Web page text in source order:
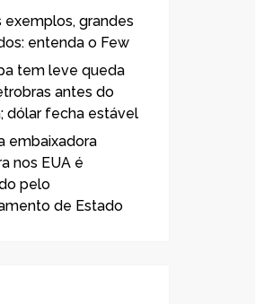
exemplos, grandes
entenda o Few
tem leve queda
antes do
dólar fecha estável
embaixadora
nos EUA é
pelo
de Estado